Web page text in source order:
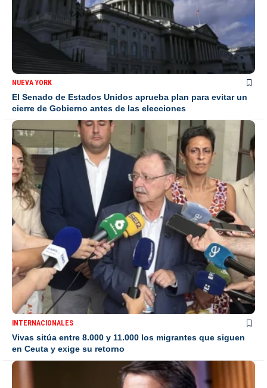
NUEVA YORK
El Senado de Estados Unidos aprueba plan para evitar un
cierre de Gobierno antes de las elecciones
INTERNACIONALES
Vivas sitúa entre 8.000 y 11.000 los migrantes que siguen
en Ceuta y exige su retorno